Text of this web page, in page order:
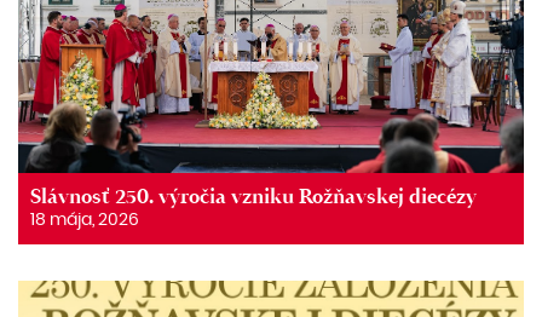
Slávnosť 250. výročia vzniku Rožňavskej diecézy
18 mája, 2026